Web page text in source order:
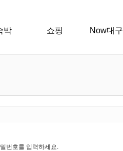
박 쇼핑 Now대구
번호를 입력하세요.